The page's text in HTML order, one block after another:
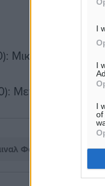
I
I
I
of
Μικρός τελικός
Μεγάλος τελικός
Φορ